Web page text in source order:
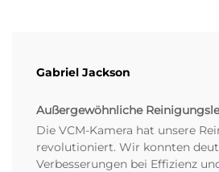
Gabriel Jackson
Außergewöhnliche
Die VCM-Kamera hat unsere
revolutioniert. Wir konnten
Verbesserungen bei Effizienz